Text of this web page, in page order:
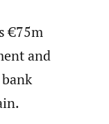
€75m
and